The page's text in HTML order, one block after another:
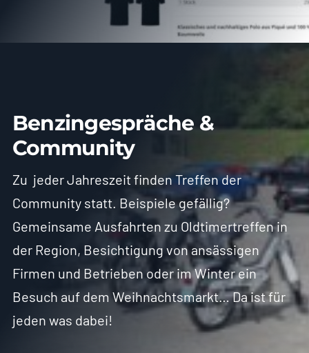
Benzingespräche &
Community
Zu jeder Jahreszeit finden Treffen der
Community statt. Beispiele gefällig?
Gemeinsame Ausfahrten zu Oldtimertreffen in
der Region, Besichtigung von ansässigen
Firmen und Betrieben oder im Winter ein
Besuch auf dem Weihnachtsmarkt… Da ist für
jeden was dabei!